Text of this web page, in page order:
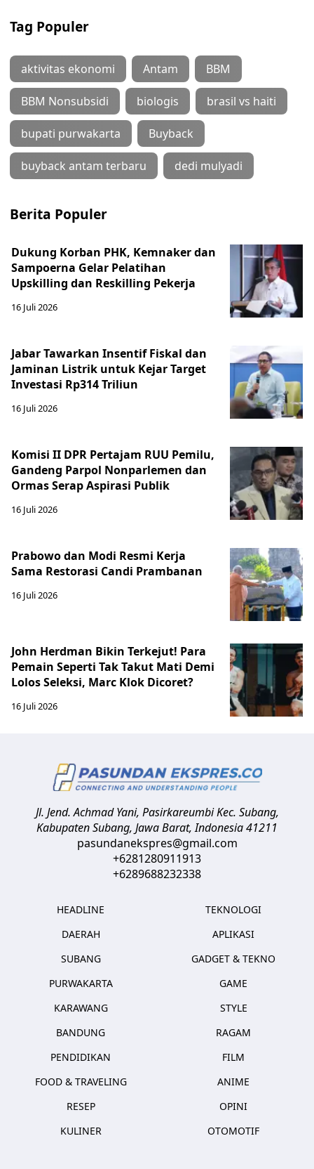
Tag Populer
aktivitas ekonomi Antam BBM
BBM Nonsubsidi biologis brasil vs haiti
bupati purwakarta Buyback
buyback antam terbaru dedi mulyadi
Berita Populer
Dukung Korban PHK, Kemnaker dan
Sampoerna Gelar Pelatihan
Upskilling dan Reskilling Pekerja
16 Juli 2026
Jabar Tawarkan Insentif Fiskal dan
Jaminan Listrik untuk Kejar Target
Investasi Rp314 Triliun
16 Juli 2026
Komisi II DPR Pertajam RUU Pemilu,
Gandeng Parpol Nonparlemen dan
Ormas Serap Aspirasi Publik
16 Juli 2026
Prabowo dan Modi Resmi Kerja
Sama Restorasi Candi Prambanan
16 Juli 2026
John Herdman Bikin Terkejut! Para
Pemain Seperti Tak Takut Mati Demi
Lolos Seleksi, Marc Klok Dicoret?
16 Juli 2026
Jl. Jend. Achmad Yani, Pasirkareumbi Kec. Subang,
Kabupaten Subang, Jawa Barat,Indonesia41211
pasundanekspres@gmail.com
+6281280911913
+6289688232338
HEADLINE
DAERAH
SUBANG
PURWAKARTA
KARAWANG
BANDUNG
PENDIDIKAN
FOOD & TRAVELING
RESEP
KULINER
TEKNOLOGI
APLIKASI
GADGET & TEKNO
GAME
STYLE
RAGAM
FILM
ANIME
OPINI
OTOMOTIF